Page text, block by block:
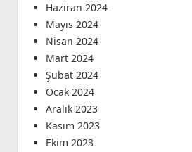
Haziran 2024
Mayıs 2024
Nisan 2024
Mart 2024
Şubat 2024
Ocak 2024
Aralık 2023
Kasım 2023
Ekim 2023